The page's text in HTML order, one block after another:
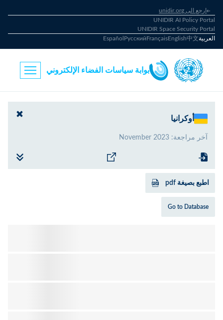
ارجع الى unidir.org
UNIDIR AI Policy Portal
UNIDIR Space Security Portal
العربية中文
English
Français
Русский
Español
بوابة سياسات الفضاء الإلكتروني
أوكرانيا
آخر مراجعة:
November 2023
اطبع بصيغة pdf
Go to Database